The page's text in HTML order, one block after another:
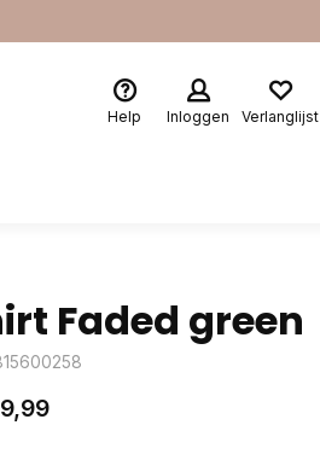
Help Inloggen Verlanglijst
Faded green